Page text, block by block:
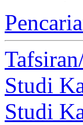
Studi
Studi